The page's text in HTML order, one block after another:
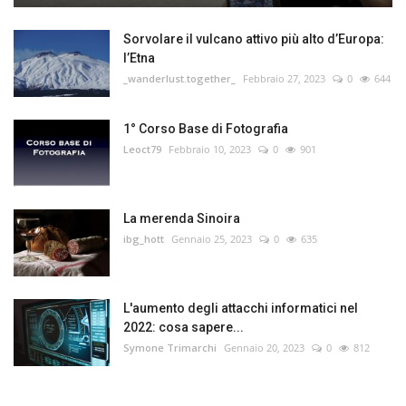
Sorvolare il vulcano attivo più alto d’Europa:
l’Etna
_wanderlust.together_ Febbraio 27, 2023 0 644
1° Corso Base di Fotografia
Leoct79 Febbraio 10, 2023 0 901
La merenda Sinoira
ibg_hott Gennaio 25, 2023 0 635
L'aumento degli attacchi informatici nel
2022: cosa sapere...
Symone Trimarchi Gennaio 20, 2023 0 812